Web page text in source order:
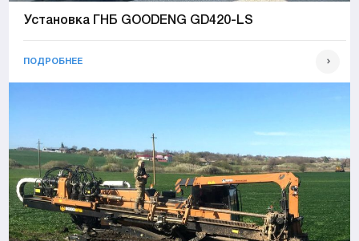
Установка ГНБ GOODENG GD420-LS
ПОДРОБНЕЕ